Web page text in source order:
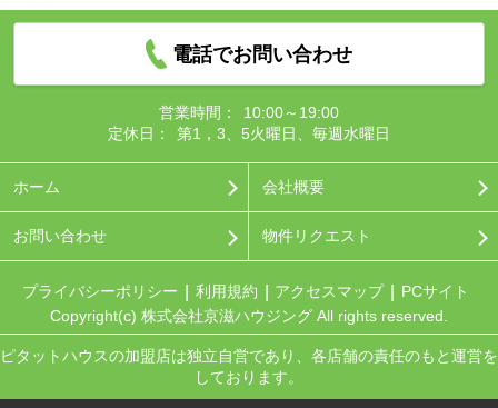
電話でお問い合わせ
営業時間：
10:00～19:00
定休日：
第1，3、5火曜日、毎週水曜日
ホーム 会社概要
お問い合わせ 物件リクエスト
プライバシーポリシー 利用規約 アクセスマップ
PCサイト
Copyright(c) 株式会社京滋ハウジング All rights reserved.
ピタットハウスの加盟店は独立自営であり、各店舗の責任のもと運営を
しております。